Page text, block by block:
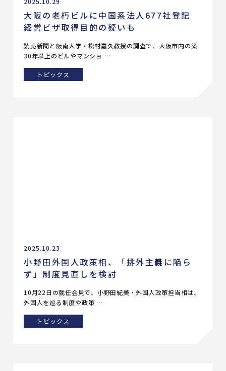
大阪の老朽ビルに中国系法人677社登記
経営ビザ取得目的の疑いも
読売新聞と阪南大学・松村嘉久教授の調査で、大阪市内の築
30年以上のビルやマンショ …
トピックス
2025.10.23
小野田外国人政策相、「排外主義に陥ら
ず」制度見直しを検討
10月22日の就任会見で、小野田紀美・外国人政策担当相は、
外国人を巡る制度や政策 …
トピックス